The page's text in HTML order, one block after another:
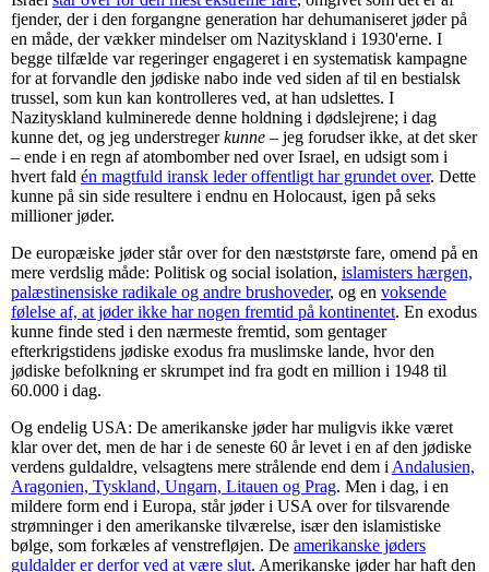
fjender, der i den forgangne generation har dehumaniseret jøder på
en måde, der vækker mindelser om Nazityskland i 1930'erne. I
begge tilfælde var regeringer engageret i en systematisk kampagne
for at forvandle den jødiske nabo inde ved siden af til en bestialsk
trussel, som kun kan kontrolleres ved, at han udslettes. I
Nazityskland kulminerede denne holdning i dødslejrene; i dag
kunne det, og jeg understregerkunne – jeg forudser ikke, at det sker
– ende i en regn af atombomber ned over Israel, en udsigt som i
hvert fald én magtfuld iransk leder offentligt har grundet over. Dette
kunne på sin side resultere i endnu en Holocaust, igen på seks
millioner jøder.
De europæiske jøder står over for den næststørste fare, omend på en
mere verdslig måde: Politisk og social isolation, islamisters hærgen,
palæstinensiske radikale og andre brushoveder, og en voksende
følelse af, at jøder ikke har nogen fremtid på kontinentet. En exodus
kunne finde sted i den nærmeste fremtid, som gentager
efterkrigstidens jødiske exodus fra muslimske lande, hvor den
jødiske befolkning er skrumpet ind fra godt en million i 1948 til
60.000 i dag.
Og endelig USA: De amerikanske jøder har muligvis ikke været
klar over det, men de har i de seneste 60 år levet i en af den jødiske
verdens guldaldre, velsagtens mere strålende end dem i Andalusien,
Aragonien, Tyskland, Ungarn, Litauen og Prag. Men i dag, i en
mildere form end i Europa, står jøder i USA over for tilsvarende
strømninger i den amerikanske tilværelse, især den islamistiske
bølge, som forkæles af venstrefløjen. De amerikanske jøders
guldalder er derfor ved at være slut. Amerikanske jøder har haft den